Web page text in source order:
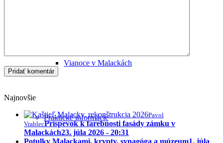
Vianoce v Malackách
Praktické informácie
Najnovšie
Pavol
VrablecPríspevok k farebnosti fasády zámku v
Malackách23. júla 2026 - 20:31
Potulky Malackami, krypty, synagóga a múzeum1. júla